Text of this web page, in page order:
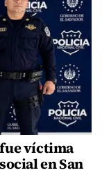
fue víctima
en San